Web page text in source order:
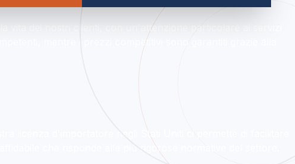
vita dei nostri clienti, con un'attenzione particolare ai servizi
mentre i prezzi competitivi sono garantiti grazie alla
licenza d'importatore negli Stati Uniti ci permette di facilitare
che risponde alle più rigorose normative del settore.